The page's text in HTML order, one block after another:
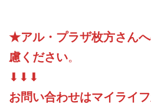
★アル・プラザ枚方さん
慮ください。
⬇⬇⬇
お問い合わせはマイライ